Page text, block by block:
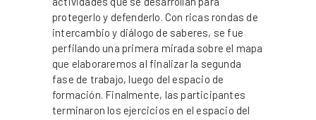
protegerlo y defenderlo. Con ricas rondas de
intercambio y diálogo de saberes, se fue
perfilando una primera mirada sobre el mapa
que elaboraremos al finalizar la segunda
fase de trabajo, luego del espacio de
formación. Finalmente, las participantes
terminaron los ejercicios en el espacio del